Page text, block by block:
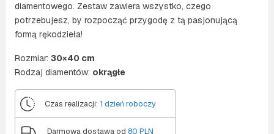
diamentowego. Zestaw zawiera wszystko, czego
potrzebujesz, by rozpocząć przygodę z tą pasjonującą
formą rękodzieła!
Rozmiar: 30×40 cm
Rodzaj diamentów: okrągłe
Czas realizacji: 1 dzień roboczy
Darmowa dostawa od 80 PLN